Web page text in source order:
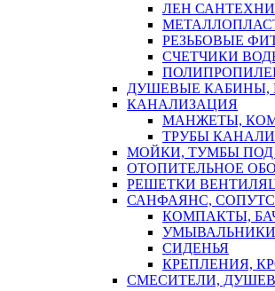
ЛЕН
РЕЗЬБОВЫЕ
СЧЕТЧИКИ
ДУШЕВЫЕ КАБИНЫ,
КАНАЛИЗАЦИЯ
МАНЖЕТЫ,
ТРУБЫ
МОЙКИ, ТУМБЫ
ОТОПИТЕЛЬНОЕ
РЕШЕТКИ
САНФАЯНС,
КОМПАКТЫ,
УМЫВАЛЬНИКИ
СИДЕНЬЯ
КРЕПЛЕНИЯ,
СМЕСИТЕЛИ,